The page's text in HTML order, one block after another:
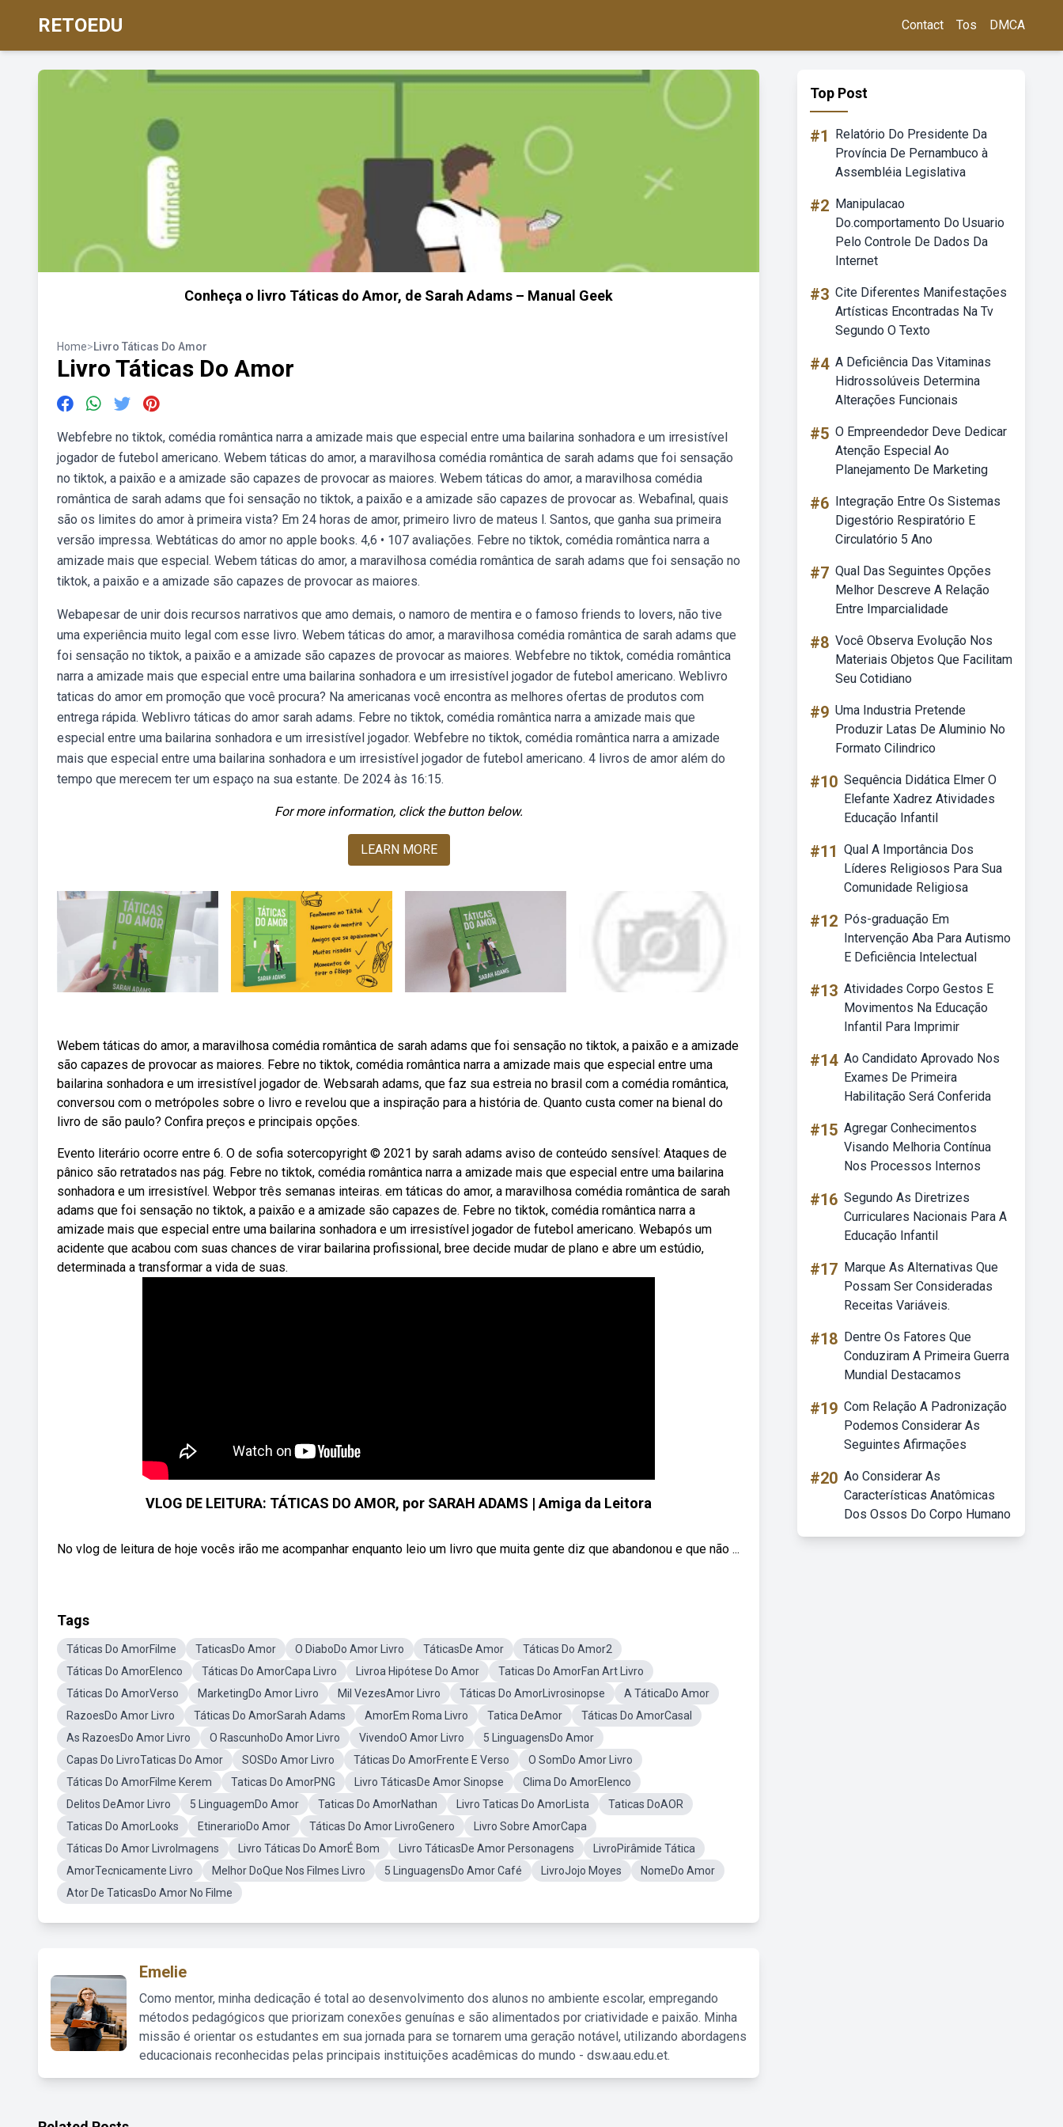
RETOEDU Contact Tos DMCA
Conheça o livro Táticas do Amor, de Sarah Adams – Manual Geek
Home>Livro Táticas Do Amor
Livro Táticas Do Amor
Webfebre no tiktok, comédia romântica narra a amizade mais que especial entre uma bailarina sonhadora e um irresistível
jogador de futebol americano. Webem táticas do amor, a maravilhosa comédia romântica de sarah adams que foi sensação
no tiktok, a paixão e a amizade são capazes de provocar as maiores. Webem táticas do amor, a maravilhosa comédia
romântica de sarah adams que foi sensação no tiktok, a paixão e a amizade são capazes de provocar as. Webafinal, quais
são os limites do amor à primeira vista? Em 24 horas de amor, primeiro livro de mateus l. Santos, que ganha sua primeira
versão impressa. Webtáticas do amor no apple books. 4,6 • 107 avaliações. Febre no tiktok, comédia romântica narra a
amizade mais que especial. Webem táticas do amor, a maravilhosa comédia romântica de sarah adams que foi sensação no
tiktok, a paixão e a amizade são capazes de provocar as maiores.
Webapesar de unir dois recursos narrativos que amo demais, o namoro de mentira e o famoso friends to lovers, não tive
uma experiência muito legal com esse livro. Webem táticas do amor, a maravilhosa comédia romântica de sarah adams que
foi sensação no tiktok, a paixão e a amizade são capazes de provocar as maiores. Webfebre no tiktok, comédia romântica
narra a amizade mais que especial entre uma bailarina sonhadora e um irresistível jogador de futebol americano. Weblivro
taticas do amor em promoção que você procura? Na americanas você encontra as melhores ofertas de produtos com
entrega rápida. Weblivro táticas do amor sarah adams. Febre no tiktok, comédia romântica narra a amizade mais que
especial entre uma bailarina sonhadora e um irresistível jogador. Webfebre no tiktok, comédia romântica narra a amizade
mais que especial entre uma bailarina sonhadora e um irresistível jogador de futebol americano. 4 livros de amor além do
tempo que merecem ter um espaço na sua estante. De 2024 às 16:15.
For more information, click the button below.
LEARN MORE
Webem táticas do amor, a maravilhosa comédia romântica de sarah adams que foi sensação no tiktok, a paixão e a amizade
são capazes de provocar as maiores. Febre no tiktok, comédia romântica narra a amizade mais que especial entre uma
bailarina sonhadora e um irresistível jogador de. Websarah adams, que faz sua estreia no brasil com a comédia romântica,
conversou com o metrópoles sobre o livro e revelou que a inspiração para a história de. Quanto custa comer na bienal do
livro de são paulo? Confira preços e principais opções.
Evento literário ocorre entre 6. O de sofia sotercopyright © 2021 by sarah adams aviso de conteúdo sensível: Ataques de
pânico são retratados nas pág. Febre no tiktok, comédia romântica narra a amizade mais que especial entre uma bailarina
sonhadora e um irresistível. Webpor três semanas inteiras. em táticas do amor, a maravilhosa comédia romântica de sarah
adams que foi sensação no tiktok, a paixão e a amizade são capazes de. Febre no tiktok, comédia romântica narra a
amizade mais que especial entre uma bailarina sonhadora e um irresistível jogador de futebol americano. Webapós um
acidente que acabou com suas chances de virar bailarina profissional, bree decide mudar de plano e abre um estúdio,
determinada a transformar a vida de suas.
VLOG DE LEITURA: TÁTICAS DO AMOR, por SARAH ADAMS | Amiga da Leitora
No vlog de leitura de hoje vocês irão me acompanhar enquanto leio um livro que muita gente diz que abandonou e que não ...
Tags
Táticas Do AmorFilme TaticasDo Amor O DiaboDo Amor Livro TáticasDe Amor
Táticas Do Amor2
Táticas Do AmorElenco
Táticas Do AmorCapa Livro Livroa Hipótese Do Amor
Taticas Do AmorFan Art Livro
Táticas Do AmorVerso
MarketingDo Amor Livro Mil VezesAmor Livro Táticas Do AmorLivrosinopse
A TáticaDo Amor
RazoesDo Amor Livro
Táticas Do AmorSarah Adams AmorEm Roma Livro Tatica DeAmor
Táticas Do AmorCasal
As RazoesDo Amor Livro
O RascunhoDo Amor Livro VivendoO Amor Livro
5 LinguagensDo Amor
Capas Do LivroTaticas Do Amor
SOSDo Amor Livro Táticas Do AmorFrente E Verso
O SomDo Amor Livro
Táticas Do AmorFilme Kerem
Taticas Do AmorPNG Livro TáticasDe Amor Sinopse
Clima Do AmorElenco
Delitos DeAmor Livro
5 LinguagemDo Amor Taticas Do AmorNathan Livro Taticas Do AmorLista
Taticas DoAOR
Taticas Do AmorLooks
EtinerarioDo Amor Táticas Do Amor LivroGenero
Livro Sobre AmorCapa
Táticas Do Amor LivroImagens
Livro Táticas Do AmorÉ Bom Livro TáticasDe Amor Personagens
LivroPirâmide Tática
AmorTecnicamente Livro
Melhor DoQue Nos Filmes Livro 5 LinguagensDo Amor Café LivroJojo Moyes
NomeDo Amor
Ator De TaticasDo Amor No Filme
Emelie
Como mentor, minha dedicação é total ao desenvolvimento dos alunos no ambiente escolar, empregando
métodos pedagógicos que priorizam conexões genuínas e são alimentados por criatividade e paixão. Minha
missão é orientar os estudantes em sua jornada para se tornarem uma geração notável, utilizando abordagens
educacionais reconhecidas pelas principais instituições acadêmicas do mundo - dsw.aau.edu.et.
Top Post
#1
Relatório Do Presidente Da
Província De Pernambuco à
Assembléia Legislativa
#2 Manipulacao
Do.comportamento Do Usuario
Pelo Controle De Dados Da
Internet
#3 Cite Diferentes Manifestações
Artísticas Encontradas Na Tv
Segundo O Texto
#4 A Deficiência Das Vitaminas
Hidrossolúveis Determina
Alterações Funcionais
#5 O Empreendedor Deve Dedicar
Atenção Especial Ao
Planejamento De Marketing
#6 Integração Entre Os Sistemas
Digestório Respiratório E
Circulatório 5 Ano
#7 Qual Das Seguintes Opções
Melhor Descreve A Relação
Entre Imparcialidade
#8 Você Observa Evolução Nos
Materiais Objetos Que Facilitam
Seu Cotidiano
#9 Uma Industria Pretende
Produzir Latas De Aluminio No
Formato Cilindrico
#10 Sequência Didática Elmer O
Elefante Xadrez Atividades
Educação Infantil
#11 Qual A Importância Dos
Líderes Religiosos Para Sua
Comunidade Religiosa
#12 Pós-graduação Em
Intervenção Aba Para Autismo
E Deficiência Intelectual
#13 Atividades Corpo Gestos E
Movimentos Na Educação
Infantil Para Imprimir
#14 Ao Candidato Aprovado Nos
Exames De Primeira
Habilitação Será Conferida
#15 Agregar Conhecimentos
Visando Melhoria Contínua
Nos Processos Internos
#16 Segundo As Diretrizes
Curriculares Nacionais Para A
Educação Infantil
#17 Marque As Alternativas Que
Possam Ser Consideradas
Receitas Variáveis.
#18 Dentre Os Fatores Que
Conduziram A Primeira Guerra
Mundial Destacamos
#19 Com Relação A Padronização
Podemos Considerar As
Seguintes Afirmações
#20 Ao Considerar As
Características Anatômicas
Dos Ossos Do Corpo Humano